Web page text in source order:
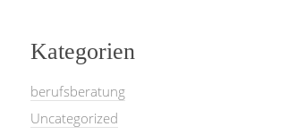
Kategorien
berufsberatung
Uncategorized